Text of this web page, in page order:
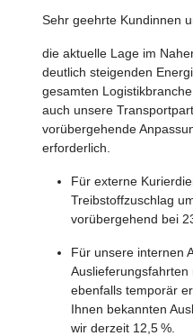
Sehr geehrte Kundinnen
die aktuelle Lage im
deutlich steigenden
gesamten
auch unsere
vorübergehende
erforderlich.
Für externe
Treibstoffzuschlag
vorübergehend bei
Für unsere internen
ebenfalls temporär
Ihnen bekannten
wir derzeit 12,5 %.